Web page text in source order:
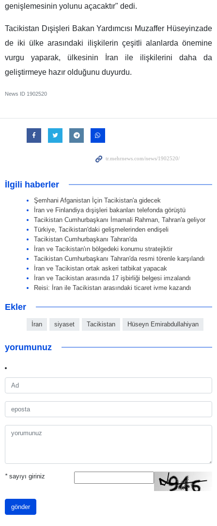
genişlemesinin yolunu açacaktır" dedi.
Tacikistan Dışişleri Bakan Yardımcısı Muzaffer Hüseyinzade
de iki ülke arasındaki ilişkilerin çeşitli alanlarda önemine
vurgu yaparak, ülkesinin İran ile ilişkilerini daha da
geliştirmeye hazır olduğunu duyurdu.
News ID 1902520
İlgili haberler
Şemhani Afganistan İçin Tacikistan'a gidecek
İran ve Finlandiya dışişleri bakanları telefonda görüştü
Tacikistan Cumhurbaşkanı İmamali Rahman, Tahran'a geliyor
Türkiye, Tacikistan'daki gelişmelerinden endişeli
Tacikistan Cumhurbaşkanı Tahran'da
İran ve Tacikistan'ın bölgedeki konumu stratejiktir
Tacikistan Cumhurbaşkanı Tahran'da resmi törenle karşılandı
İran ve Tacikistan ortak askeri tatbikat yapacak
İran ve Tacikistan arasında 17 işbirliği belgesi imzalandı
Reisi: İran ile Tacikistan arasındaki ticaret ivme kazandı
Ekler
İran siyaset Tacikistan Hüseyn Emirabdullahiyan
yorumunuz
*sayıyı giriniz
gönder